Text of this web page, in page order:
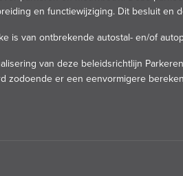
en functiewijziging. Dit besluit en
is van ontbrekende autostal- en/of
van deze beleidsrichtlijn Parkeren
er een eenvormigere